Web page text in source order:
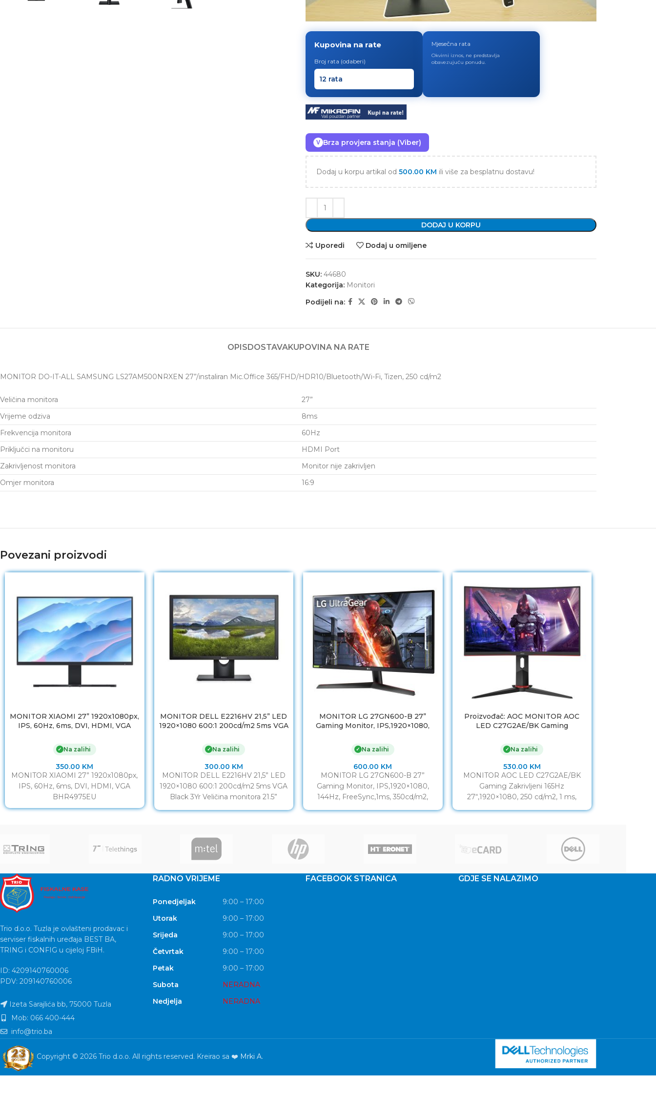
Kupovina na rate
Broj rata (odaberi)
Mjesečna rata
Okvirni iznos, ne predstavlja
obavezujuću ponudu.
V Brza provjera stanja (Viber)
Dodaj u korpu artikal od 500.00 KM ili više za besplatnu dostavu!
DODAJ U KORPU
Uporedi Dodaj u omiljene
SKU: 44680
Kategorija: Monitori
Podijeli na:
OPIS DOSTAVAKUPOVINA NA RATE
MONITOR DO-IT-ALL SAMSUNG LS27AM500NRXEN 27”/instaliran Mic.Office 365/FHD/HDR10/Bluetooth/Wi-Fi, Tizen, 250 cd/m2
Veličina monitora
27”
Vrijeme odziva
8ms
Frekvencija monitora
60Hz
Priključci na monitoru
HDMI Port
Zakrivljenost monitora
Monitor nije zakrivljen
Omjer monitora
16:9
Povezani proizvodi
MONITOR XIAOMI 27” 1920x1080px,
IPS, 60Hz, 6ms, DVI, HDMI, VGA
✓ Na zalihi
350.00 KM
MONITOR XIAOMI 27” 1920x1080px,
IPS, 60Hz, 6ms, DVI, HDMI, VGA
BHR4975EU
MONITOR DELL E2216HV 21,5” LED
1920×1080 600:1 200cd/m2 5ms VGA
✓ Na zalihi
300.00 KM
MONITOR DELL E2216HV 21,5” LED
1920×1080 600:1 200cd/m2 5ms VGA
Black 3Yr Veličina monitora 21.5”
MONITOR LG 27GN600-B 27”
Gaming Monitor, IPS,1920×1080,
DP/HDMI, G-SYNC Compatible.Crni
✓ Na zalihi
600.00 KM
MONITOR LG 27GN600-B 27”
Gaming Monitor, IPS,1920×1080,
144Hz, FreeSync,1ms, 350cd/m2,
Proizvođač: AOC MONITOR AOC
LED C27G2AE/BK Gaming
cd/m2, 1 ms, Zvučnici, VGA, HDMI,
DP, crno-crveni
✓ Na zalihi
530.00 KM
MONITOR AOC LED C27G2AE/BK
Gaming Zakrivljeni 165Hz
27“,1920×1080, 250 cd/m2, 1 ms,
Trio d.o.o. Tuzla je ovlašteni prodavac i
serviser fiskalnih uređaja BEST BA,
TRING i CONFIG u cijeloj FBiH.
ID: 4209140760006
PDV: 209140760006
Izeta Sarajlića bb, 75000 Tuzla
Mob: 066 400-444
info@trio.ba
RADNO VRIJEME
Ponedjeljak
9:00 – 17:00
Utorak
9:00 – 17:00
Srijeda
9:00 – 17:00
Četvrtak
9:00 – 17:00
Petak
9:00 – 17:00
Subota
NERADNA
Nedjelja
NERADNA
FACEBOOK STRANICA GDJE SE NALAZIMO
Copyright © 2026 Trio d.o.o. All rights reserved. Kreirao sa ❤️ Mrki A.